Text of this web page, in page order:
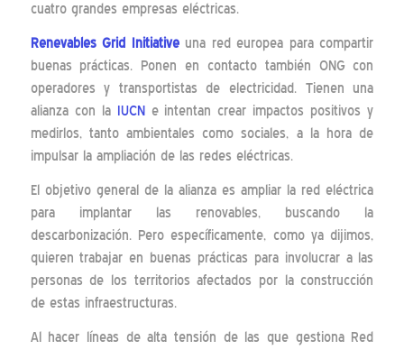
cuatro grandes empresas eléctricas.
Renevables Grid Initiativeuna red europea para compartir
buenas prácticas. Ponen en contacto también ONG con
operadores y transportistas de electricidad. Tienen una
alianza con la IUCNe intentan crear impactos positivos y
medirlos, tanto ambientales como sociales, a la hora de
impulsar la ampliación de las redes eléctricas.
El objetivo general de la alianza es ampliar la red eléctrica
para implantar las renovables, buscando la
descarbonización. Pero específicamente, como ya dijimos,
quieren trabajar en buenas prácticas para involucrar a las
personas de los territorios afectados por la construcción
de estas infraestructuras.
Al hacer líneas de alta tensión de las que gestiona Red